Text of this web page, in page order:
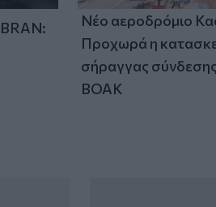
Νέο αεροδρόμιο
Προχωρά η
σήραγγας
ΒΟΑΚ